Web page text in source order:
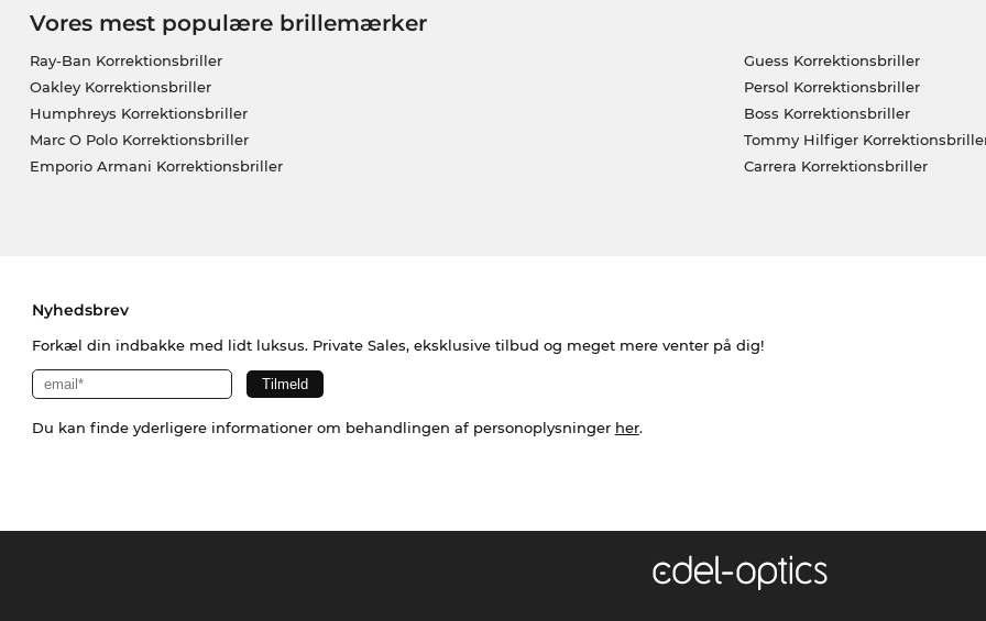
Vores mest populære brillemærker
Ray-Ban Korrektionsbriller
Oakley Korrektionsbriller
Humphreys Korrektionsbriller
Marc O Polo Korrektionsbriller
Emporio Armani Korrektionsbriller
Guess Korrektionsbriller
Persol Korrektionsbriller
Boss Korrektionsbriller
Tommy Hilfiger
Carrera Korrektionsbriller
Nyhedsbrev
Forkæl din indbakke med lidt luksus. Private Sales, eksklusive tilbud og meget mere venter på dig!
Du kan finde yderligere informationer om behandlingen af personoplysninger her.